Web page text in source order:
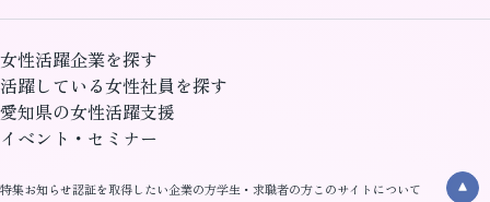
女性活躍企業を探す
活躍している女性社員を探す
愛知県の女性活躍支援
イベント・セミナー
特集お知らせ認証を取得したい企業の方学生・求職者の方このサイトについて